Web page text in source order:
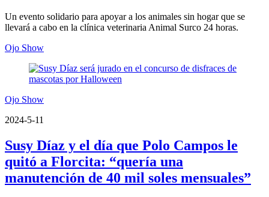
Un evento solidario para apoyar a los animales sin hogar que se
llevará a cabo en la clínica veterinaria Animal Surco 24 horas.
Ojo Show
Ojo Show
2024-5-11
Susy Díaz y el día que Polo Campos le
quitó a Florcita: “quería una
manutención de 40 mil soles mensuales”